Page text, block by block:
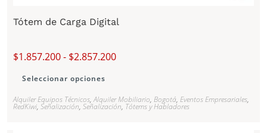
Tótem de Carga Digital
$1.857.200 - $2.857.200
Seleccionar opciones
Alquiler Equipos Técnicos,Alquiler Mobiliario,Bogotá,Eventos Empresariales,
RedKiwi,Señalización,Señalización, Tótems y Habladores